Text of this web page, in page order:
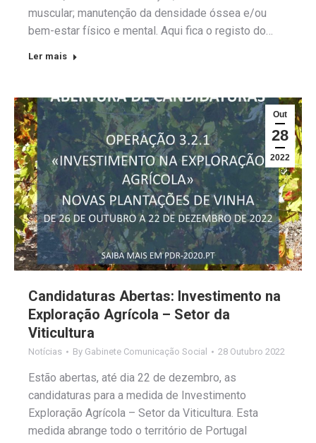
muscular; manutenção da densidade óssea e/ou
bem-estar físico e mental. Aqui fica o registo do…
Ler mais
Out
28
2022
Candidaturas Abertas: Investimento na
Exploração Agrícola – Setor da
Viticultura
Notícias By Gabinete Comunicação Social 28 Outubro 2022
Estão abertas, até dia 22 de dezembro, as
candidaturas para a medida de Investimento
Exploração Agrícola – Setor da Viticultura. Esta
medida abrange todo o território de Portugal